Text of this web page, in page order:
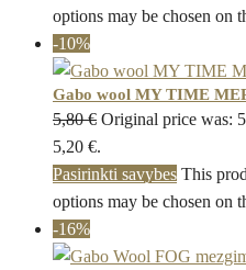
options may be chosen on
-10%
Gabo wool MY TIME
5,80€ Original price was:
5,20 €.
Pasirinkti savybes This
options may be chosen on
-16%